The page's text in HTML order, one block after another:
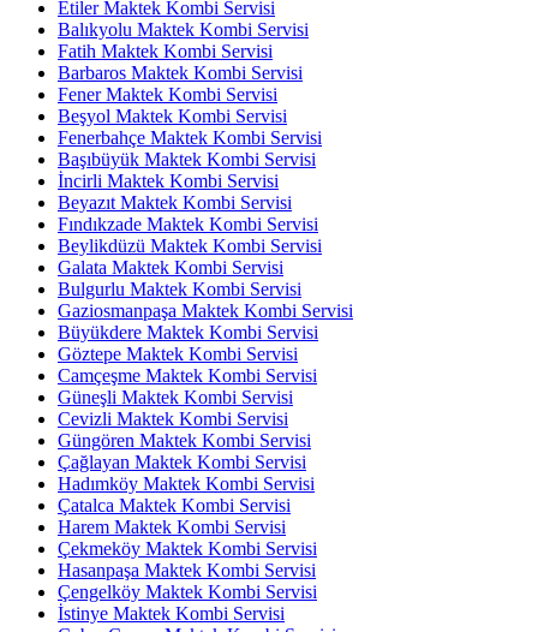
Etiler Maktek Kombi Servisi
Balıkyolu Maktek Kombi Servisi
Fatih Maktek Kombi Servisi
Barbaros Maktek Kombi Servisi
Fener Maktek Kombi Servisi
Beşyol Maktek Kombi Servisi
Fenerbahçe Maktek Kombi Servisi
Başıbüyük Maktek Kombi Servisi
İncirli Maktek Kombi Servisi
Beyazıt Maktek Kombi Servisi
Fındıkzade Maktek Kombi Servisi
Beylikdüzü Maktek Kombi Servisi
Galata Maktek Kombi Servisi
Bulgurlu Maktek Kombi Servisi
Gaziosmanpaşa Maktek Kombi Servisi
Büyükdere Maktek Kombi Servisi
Göztepe Maktek Kombi Servisi
Camçeşme Maktek Kombi Servisi
Güneşli Maktek Kombi Servisi
Cevizli Maktek Kombi Servisi
Güngören Maktek Kombi Servisi
Çağlayan Maktek Kombi Servisi
Hadımköy Maktek Kombi Servisi
Çatalca Maktek Kombi Servisi
Harem Maktek Kombi Servisi
Çekmeköy Maktek Kombi Servisi
Hasanpaşa Maktek Kombi Servisi
Çengelköy Maktek Kombi Servisi
İstinye Maktek Kombi Servisi